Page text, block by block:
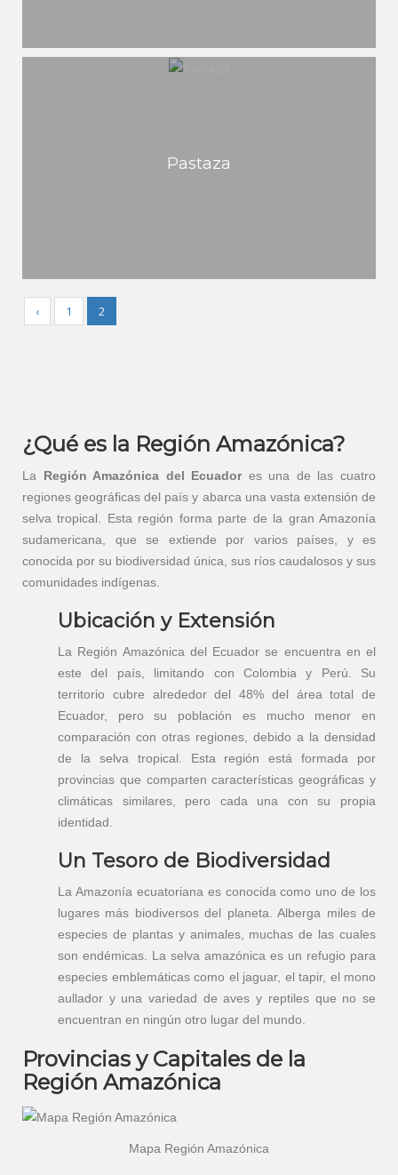
Pastaza
‹ 1 2
¿Qué es la Región Amazónica?
La Región Amazónica del Ecuadores una de las cuatro
regiones geográficas del país y abarca una vasta extensión de
selva tropical. Esta región forma parte de la gran Amazonía
sudamericana, que se extiende por varios países, y es
conocida por su biodiversidad única, sus ríos caudalosos y sus
comunidades indígenas.
Ubicación y Extensión
La Región Amazónica del Ecuador se encuentra en el
este del país, limitando con Colombia y Perú. Su
territorio cubre alrededor del 48% del área total de
Ecuador, pero su población es mucho menor en
comparación con otras regiones, debido a la densidad
de la selva tropical. Esta región está formada por
provincias que comparten características geográficas y
climáticas similares, pero cada una con su propia
identidad.
Un Tesoro de Biodiversidad
La Amazonía ecuatoriana es conocida como uno de los
lugares más biodiversos del planeta. Alberga miles de
especies de plantas y animales, muchas de las cuales
son endémicas. La selva amazónica es un refugio para
especies emblemáticas como el jaguar, el tapir, el mono
aullador y una variedad de aves y reptiles que no se
encuentran en ningún otro lugar del mundo.
Provincias y Capitales de la
Región Amazónica
Mapa Región Amazónica